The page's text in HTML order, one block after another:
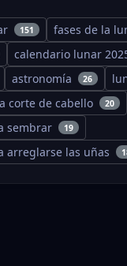
151 fases de la
calendario lunar
astronomía 26
corte de cabello 20
sembrar 19
arreglarse las uñas